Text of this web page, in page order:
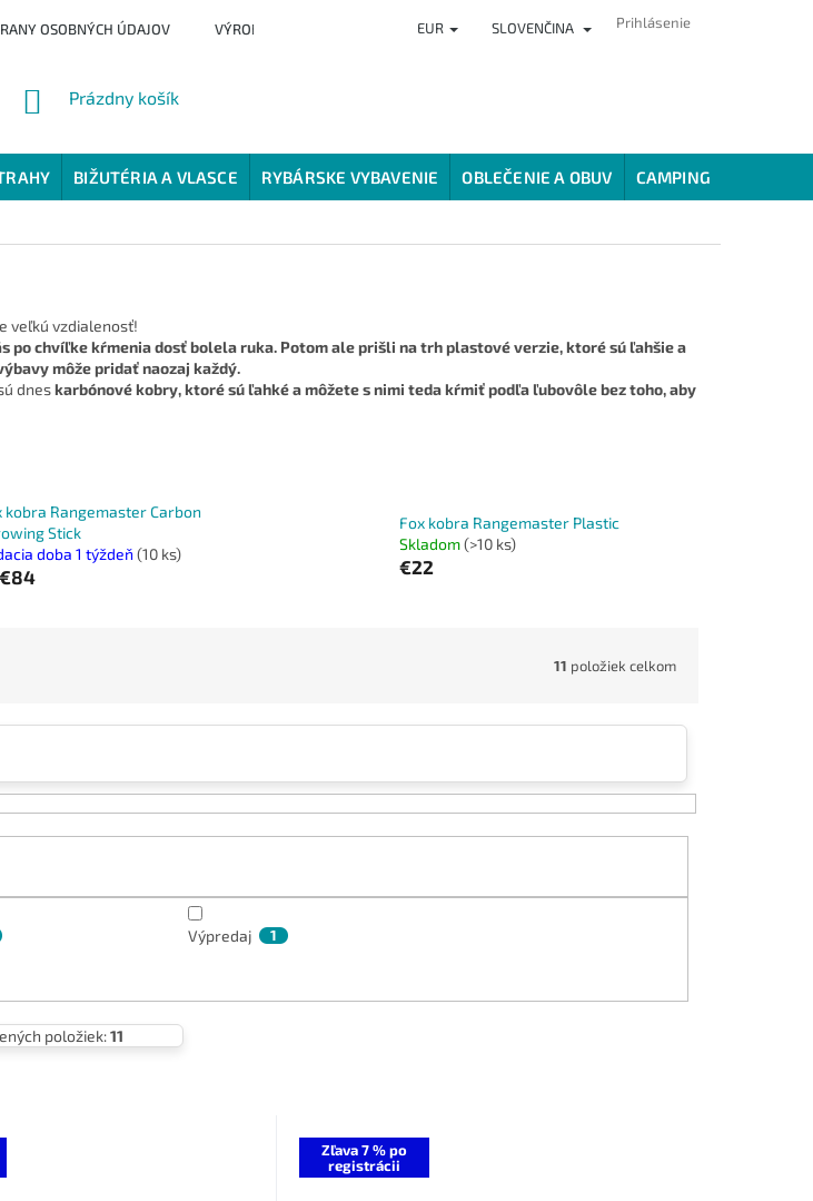
OSOBNÝCH ÚDAJOV VÝROBCI PREDAJŇA HODNOTENIE OBCHODU
EUR SLOVENČINA Prihlásenie
NÁKUPNÝ
Prázdny košík
BIŽUTÉRIA A VLASCE RYBÁRSKE VYBAVENIE OBLEČENIE A OBUV CAMPING
veľkú vzdialenosť!
po chvíľke kŕmenia dosť bolela ruka. Potom ale prišli na trh plastové verzie, ktoré sú ľahšie a
môže pridať naozaj každý.
dneskarbónové kobry, ktoré sú ľahké a môžete s nimi teda kŕmiť podľa ľubovôle bez toho, aby
kobra Rangemaster Carbon
Stick
doba 1 týždeň(10 ks)
€84
Fox kobra Rangemaster Plastic
Skladom(>10 ks)
€22
11 položiek celkom
Výpredaj 1
položiek:11
Zľava 7 % po
registrácii